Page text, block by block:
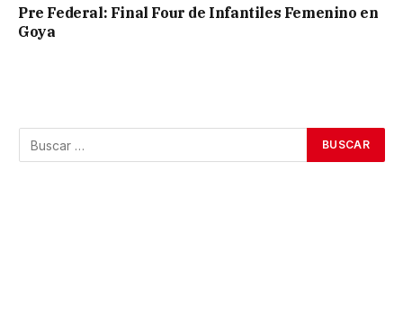
Pre Federal: Final Four de Infantiles Femenino en
Goya